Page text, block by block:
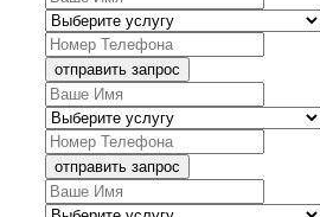
отправить запрос
отправить запрос